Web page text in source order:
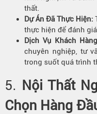
thất.
Dự Án ĐãThực Hiện:
thực hiện để đánh
Dịch Vụ Khách
chuyên nghiệp, tư
trong suốt quá trình
5. Nội Thất
Chọn Hàng